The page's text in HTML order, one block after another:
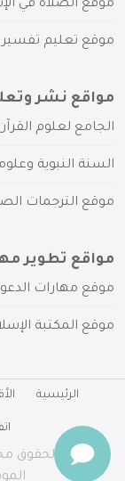
موقع الصلاة في
موقع تعليم تفسير
مواقع نشر
الجامع لعلوم
السنة النبوية
موقع الترجمات
مواقع تطوير
موقع مهارات
موقع المكتبة
الرئيسية
جميع الحقوق